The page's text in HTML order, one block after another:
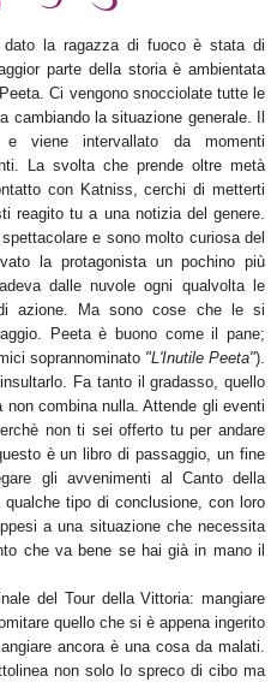
dato la ragazza di fuoco è stata di
parte della storia è ambientata
Ci vengono snocciolate tutte le
cambiando la situazione generale. Il
viene intervallato da momenti
La svolta che prende oltre metà
con Katniss, cerchi di metterti
reagito tu a una notizia del genere.
e sono molto curiosa del
la protagonista un pochino più
dalle nuvole ogni qualvolta le
azione. Ma sono cose che le si
Peeta è buono come il pane;
soprannominato "L'Inutile Peeta").
Fa tanto il gradasso, quello
combina nulla. Attende gli eventi
non ti sei offerto tu per andare
è un libro di passaggio, un fine
gli avvenimenti al Canto della
tipo di conclusione, con loro
a una situazione che necessita
che va bene se hai già in mano il
del Tour della Vittoria: mangiare
quello che si è appena ingerito
ancora è una cosa da malati.
non solo lo spreco di cibo ma